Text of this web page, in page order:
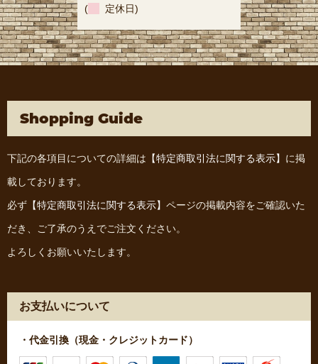
( 定休日)
Shopping Guide
下記の各項目についての詳細は 【特定商取引法に関する表示】 に掲
載しております。
必ず 【特定商取引法に関する表示】 ページの掲載内容をご確認いた
だき、ご了承のうえでご注文ください。
よろしくお願いいたします。
お支払いについて
・代金引換（現金・クレジットカード）